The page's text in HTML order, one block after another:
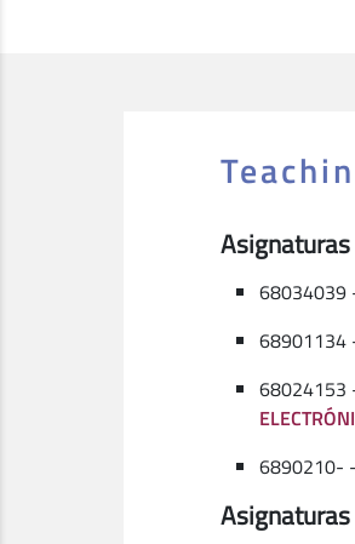
68034039
68901134
68024153
6890210- -